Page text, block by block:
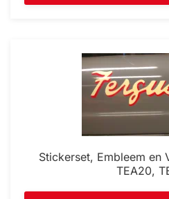
Stickerset, Embleem en
TEA20,